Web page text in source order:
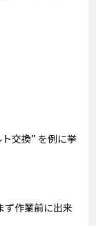
交換” を例に挙
ず作業前に出来